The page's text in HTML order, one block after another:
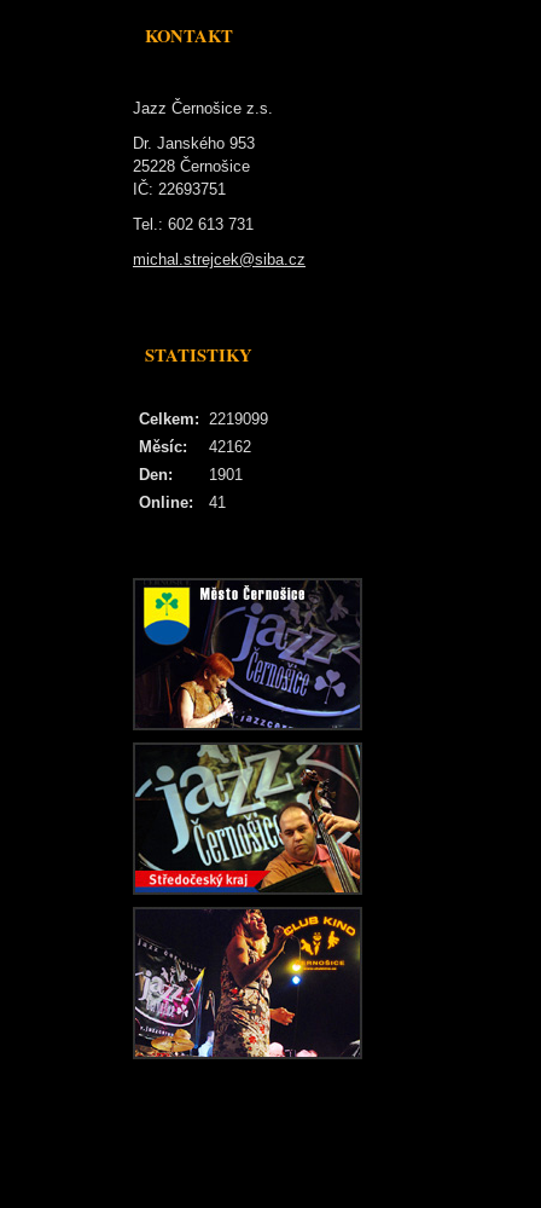
KONTAKT
Jazz Černošice z.s.
Dr. Janského 953
25228 Černošice
IČ: 22693751
Tel.: 602 613 731
michal.strejcek@siba.cz
STATISTIKY
Online: 41
Celkem: 2219099
Měsíc:
42162
Den:
1901